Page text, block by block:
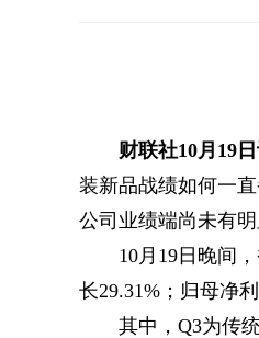
财联社10月19
装新品战绩如何一
公司业绩端尚未有
10月19日晚间
长29.31%；归母净
其中，Q3为传